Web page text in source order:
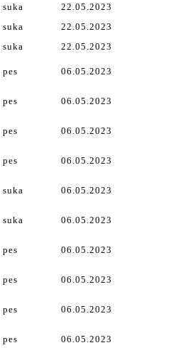
suka 22.05.2023
suka 22.05.2023
suka 22.05.2023
pes 06.05.2023
pes 06.05.2023
pes 06.05.2023
pes 06.05.2023
suka 06.05.2023
suka 06.05.2023
pes 06.05.2023
pes 06.05.2023
pes 06.05.2023
pes 06.05.2023